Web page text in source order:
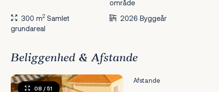
område
300 m2 Samlet
grundareal
2026 Byggeår
Beliggenhed & Afstande
Afstande
08 / 51